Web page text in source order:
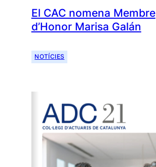
El CAC nomena Membre
d’Honor Marisa Galán
NOTÍCIES